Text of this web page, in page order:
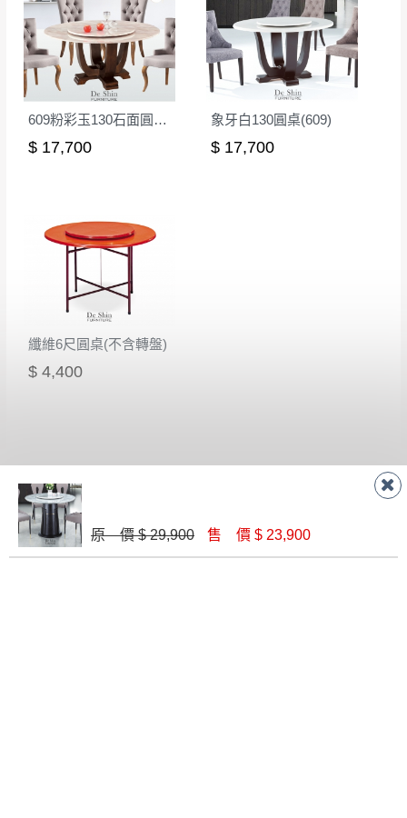
其它注意事項
本司貨車運送如因路況不佳、天候惡劣、過於偏遠之
山區內等，或收貨地點搬運過於困難等因素，導致無
法順利配送，本公司除了盡最大努力完成配送外，視
狀況保有出貨的權利。
保護物流人員的工作安全，賣家無提供吊掛服務，若
商品，無法指定特定時間送達，司機當天到貨前皆會
再與您通知，讓您不用整天在家等貨，以免浪費你的
寶貴時間。
如遇自然災害、政府宣布之災害警報等不可抗力情
事，而危及運送人員輸送之安全，本司得視狀況延後
百貨公司配送暫無法配合開店前、閉店後時段，並送
內通知客服人員(Line@ ID：@dershin)，並
須保持商品全新狀態與完整包裝。鑑賞期間
若發生非本司因素致使之汙損破壞，恕無法
辦理退換貨。
台北市、新北市地區固定每周(三)、(日)兩天
收送貨，敬請見諒！
環境不同。若屬人為因素導致商品損壞、零
件短缺，則維修、搬運費用，需由消費者自
行吸收(另事先與消費者報價，消費者同意將
會進行維修)。
到貨7日內為鑑賞期(注意:鑑賞期非試用期)，
若非商品品質瑕疵問題於鑑賞期內退貨之情
形，我們需酌收退貨運費。
殺價，商品均已最低價格售出
予折扣，請密切注意。
▪️ 三日內若未接獲您的匯款或轉帳通知，商品將不
予保留(訂單自動取消)。
609粉彩玉130石面圓桌(胡桃腳)
$ 17,700
象牙白130圓桌(609)
$ 17,700
纖維6尺圓桌(不含轉盤)
$ 4,400
原 價 $ 29,900 售 價 $ 23,900
聯絡客服